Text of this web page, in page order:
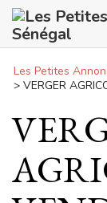
Les Petites
> VERGER
Panneau de